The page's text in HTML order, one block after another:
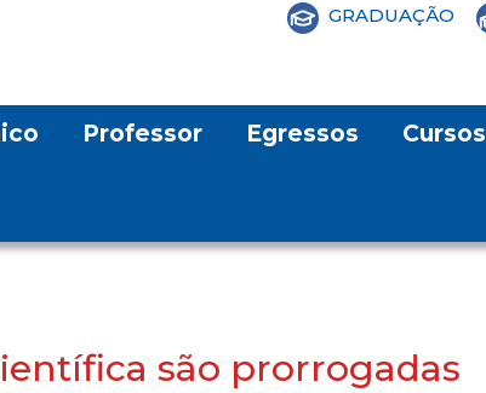
GRADUAÇÃO
Professor Egressos Cursos
são prorrogadas